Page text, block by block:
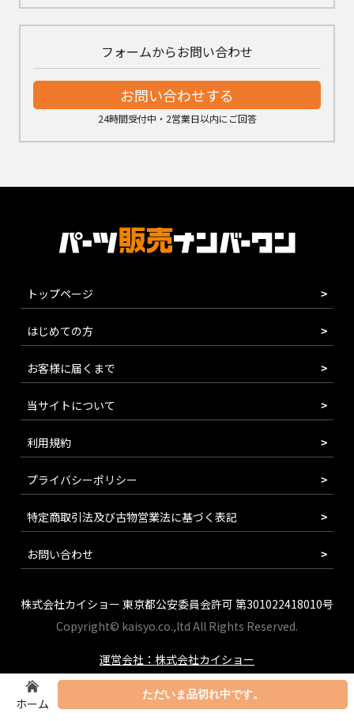
ホーム
ただいま品切れ中です。
フォームからお問い合わせ
お問い合わせする
24時間受付中・2営業日以内にご回答
トップページ
はじめての方
お客様に届くまで
当サイトについて
利用規約
プライバシーポリシー
特定商取引法及び古物営業法に基づく表記
お問い合わせ
株式会社カイショー 東京都公安委員会許可 第301022418010号
Copyright© kaisyo.co.,ltd All Rights Reserved.
運営会社：株式会社カイショー